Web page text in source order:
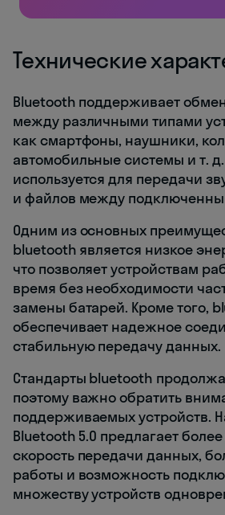
Технические
Bluetooth поддерживает
между различными типами
как смартфоны, наушники,
автомобильные системы и т.
используется для передачи
и файлов между
Одним из основных
bluetooth является низкое
что позволяет устройствам
время без необходимости
замены батарей. Кроме того,
обеспечивает надежное
стабильную передачу данных.
Стандарты bluetooth
поэтому важно обратить
поддерживаемых устройств.
Bluetooth 5.0 предлагает
скорость передачи данных,
работы и возможность
множеству устройств